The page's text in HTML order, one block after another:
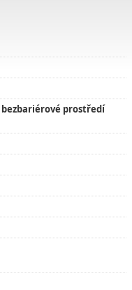
bezbariérové prostředí